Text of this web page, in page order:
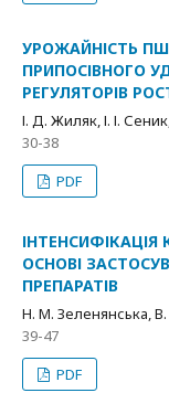
УРОЖАЙНІСТЬ
ПРИПОСІВНОГО
РЕГУЛЯТОРІВ
І. Д. Жиляк, І. І.
30-38
PDF
ОСНОВІ
ПРЕПАРАТІВ
Н. М. Зеленянська,
39-47
PDF